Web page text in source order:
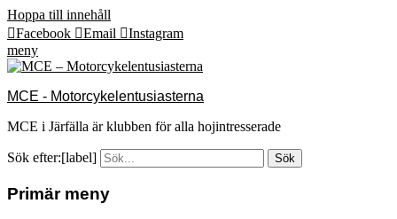
Hoppa till innehåll
Facebook
Email
Instagram
meny
MCE - Motorcykelentusiasterna
MCE i Järfälla är klubben för alla hojintresserade
Sök efter:[label]
Primär meny